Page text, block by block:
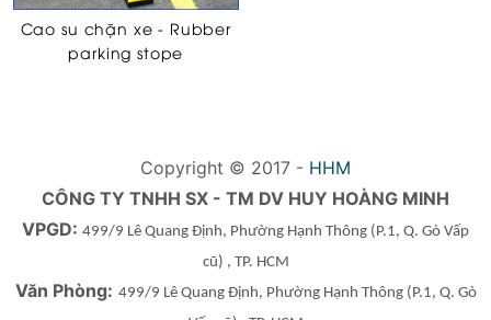
Cao su chặn xe - Rubber
parking stope
Copyright © 2017 - HHM
CÔNG TY TNHH SX - TM DV HUY HOÀNG MINH
VPGD: 499/9 Lê Quang Định, Phường Hạnh Thông (P.1, Q. Gò Vấp
cũ) , TP. HCM
Văn Phòng: 499/9 Lê Quang Định, Phường Hạnh Thông(P.1, Q. Gò